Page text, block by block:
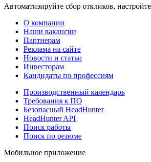
Автоматизируйте сбор откликов,
О компании
Наши вакансии
Партнерам
Реклама на сайте
Новости и статьи
Инвесторам
Кандидаты по профессиям
Производственный календарь
Требования к ПО
Безопасный HeadHunter
HeadHunter API
Поиск работы
Поиск по резюме
Мобильное приложение